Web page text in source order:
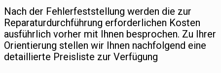
Nach der Fehlerfeststellung werden die zur
Reparaturdurchführung erforderlichen Kosten
ausführlich vorher mit Ihnen besprochen. Zu Ihrer
Orientierung stellen wir Ihnen nachfolgend eine
detaillierte Preisliste zur Verfügung